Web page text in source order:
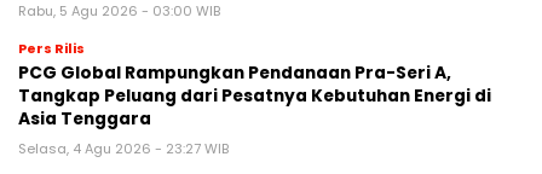
Rabu, 5 Agu 2026 - 03:00 WIB
Pers Rilis
PCG Global Rampungkan Pendanaan Pra-Seri A,
Tangkap Peluang dari Pesatnya Kebutuhan Energi di
Asia Tenggara
Selasa, 4 Agu 2026 - 23:27 WIB